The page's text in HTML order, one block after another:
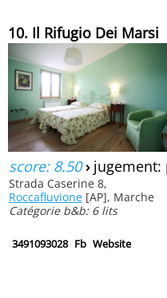
10. Il Rifugio Dei Marsi
score: 8.50› jugement:
Strada Caserine 8,
Roccafluvione [AP], Marche
Catégorie b&b: 6 lits
3491093028 Fb Website